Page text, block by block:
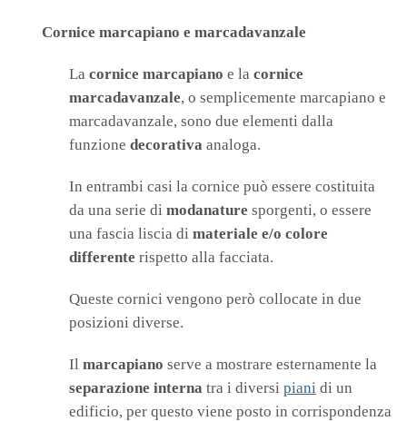
Cornice marcapiano e marcadavanzale
La cornice marcapiano e la cornice
marcadavanzale, o semplicemente marcapiano e
marcadavanzale, sono due elementi dalla
funzione decorativa analoga.
In entrambi casi la cornice può essere costituita
da una serie di modanature sporgenti, o essere
una fascia liscia di materiale e/o colore
differente rispetto alla facciata.
Queste cornici vengono però collocate in due
posizioni diverse.
Il marcapiano serve a mostrare esternamente la
separazione interna tra i diversi piani di un
edificio, per questo viene posto in corrispondenza